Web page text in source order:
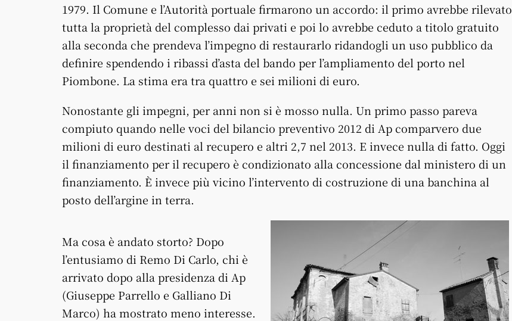
1979. Il Comune e l’Autorità portuale firmarono un accordo: il primo avrebbe rilevato
tutta la proprietà del complesso dai privati e poi lo avrebbe ceduto a titolo gratuito
alla seconda che prendeva l’impegno di restaurarlo ridandogli un uso pubblico da
definire spendendo i ribassi d’asta del bando per l’ampliamento del porto nel
Piombone. La stima era tra quattro e sei milioni di euro.
Nonostante gli impegni, per anni non si è mosso nulla. Un primo passo pareva
compiuto quando nelle voci del bilancio preventivo 2012 di Ap comparvero due
milioni di euro destinati al recupero e altri 2,7 nel 2013. E invece nulla di fatto. Oggi
il finanziamento per il recupero è condizionato alla concessione dal ministero di un
finanziamento. È invece più vicino l’intervento di costruzione di una banchina al
posto dell’argine in terra.
Ma cosa è andato storto? Dopo
l’entusiamo di Remo Di Carlo, chi è
arrivato dopo alla presidenza di Ap
(Giuseppe Parrello e Galliano Di
Marco) ha mostrato meno interesse.